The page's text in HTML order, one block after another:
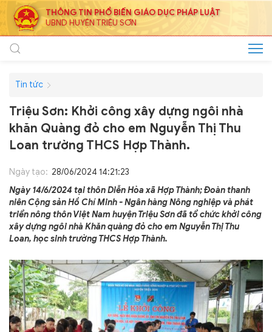
THÔNG TIN PHỔ BIẾN GIÁO DỤC PHÁP LUẬT
UBND HUYỆN TRIỆU SƠN
Tin tức
Triệu Sơn: Khởi công xây dựng ngôi nhà
khăn Quàng đỏ cho em Nguyễn Thị Thu
Loan trường THCS Hợp Thành.
Ngày tạo: 28/06/2024 14:21:23
Ngày 14/6/2024 tại thôn Diễn Hòa xã Hợp Thành; Đoàn thanh
niên Cộng sản Hồ Chí Minh - Ngân hàng Nông nghiệp và phát
triển nông thôn Việt Nam huyện Triệu Sơn đã tổ chức khởi công
xây dựng ngôi nhà Khăn quàng đỏ cho em Nguyễn Thị Thu
Loan, học sinh trường THCS Hợp Thành.